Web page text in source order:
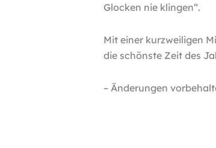
Glocken nie klingen“.
Mit einer kurzweiligen
die schönste Zeit des
– Änderungen